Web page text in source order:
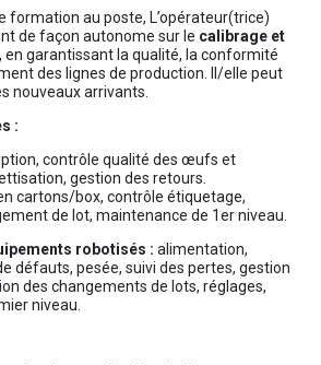
formation au poste, L’opérateur(trice)
de façon autonome sur le calibrage et
garantissant la qualité, la conformité
des lignes de production. Il/elle peut
nouveaux arrivants.
:
contrôle qualité des œufs et
gestion des retours.
cartons/box, contrôle étiquetage,
de lot, maintenance de 1er niveau.
robotisés : alimentation,
défauts, pesée, suivi des pertes, gestion
des changements de lots, réglages,
niveau.